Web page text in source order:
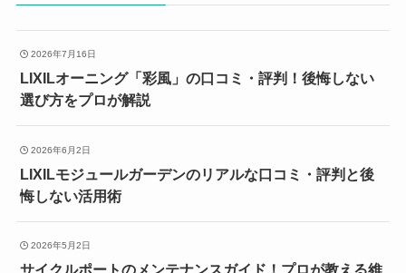
2026年7月16日
LIXILオーニング「彩風」の口コミ・評判！後悔しない
選び方をプロが解説
2026年6月2日
LIXILモジュールガーデンのリアルな口コミ・評判と後
悔しない活用術
2026年5月2日
サイクルポートのメンテナンスガイド！プロが教える維